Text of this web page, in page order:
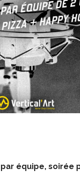
équipe, soirée